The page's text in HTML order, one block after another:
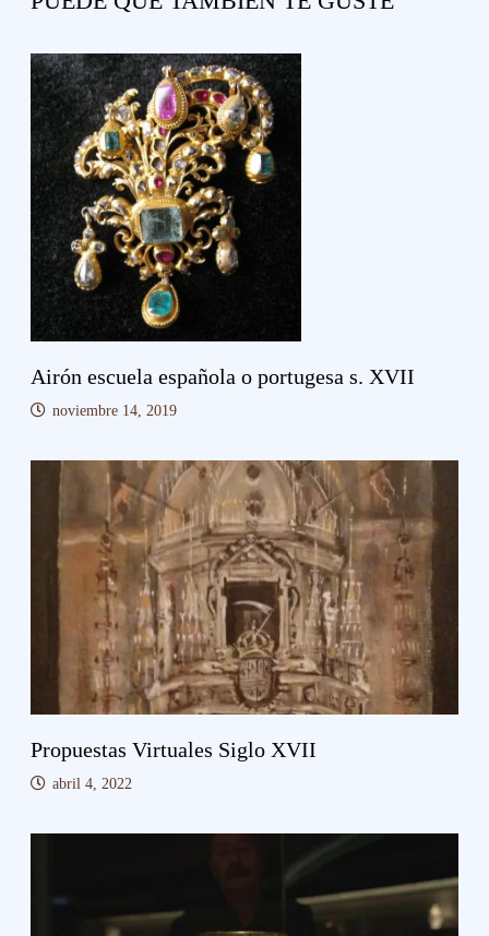
Airón escuela española o portugesa s. XVII
noviembre 14, 2019
Propuestas Virtuales Siglo XVII
abril 4, 2022